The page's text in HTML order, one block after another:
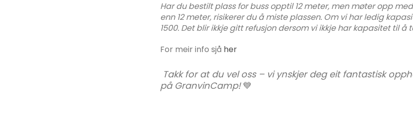
Har du bestilt plass for buss opptil 12 meter, men møter opp
enn 12 meter, risikerer du å miste plassen. Om vi har ledig
1500. Det blir ikkje gitt refusjon dersom vi ikkje har kapasitet til å
For meir info sjå her
Takk for at du vel oss – vi ynskjer deg eit fantastisk
på GranvinCamp!💙